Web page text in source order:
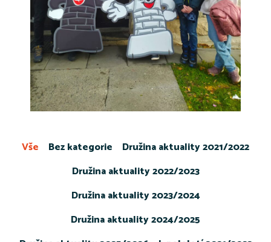
Bez kategorie
Družina aktuality 2021/2022
Družina aktuality 2022/2023
Družina aktuality 2023/2024
Družina aktuality 2024/2025
Vše